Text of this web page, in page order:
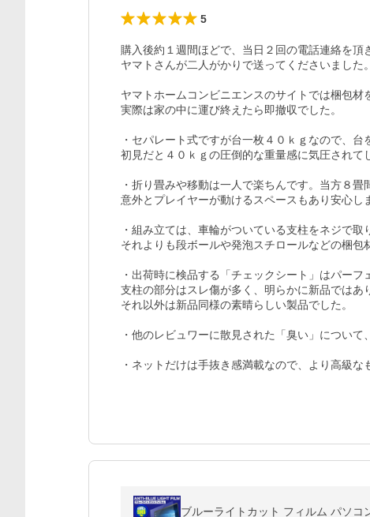
5
購入後約１週間ほどで、当日２回の電話連絡を頂
ヤマトさんが二人がかりで送ってくださいました。
ヤマトホームコンビニエンスのサイトでは梱包材
実際は家の中に運び終えたら即撤収でした。
・セパレート式ですが台一枚４０ｋｇなので、
初見だと４０ｋｇの圧倒的な重量感に気圧されて
・折り畳みや移動は一人で楽ちんです。当方８畳
意外とプレイヤーが動けるスペースもあり安心し
・組み立ては、車輪がついている支柱をネジで
それよりも段ボールや発泡スチロールなどの梱包
・出荷時に検品する「チェックシート」はパーフ
支柱の部分はスレ傷が多く、明らかに新品ではあ
それ以外は新品同様の素晴らしい製品でした。
・他のレビュワーに散見された「臭い」につい
・ネットだけは手抜き感満載なので、より高級な
ブルーライトカット フィルム パソ